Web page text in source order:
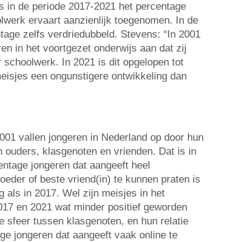
in de periode 2017-2021 het percentage
ervaart aanzienlijk toegenomen. In de
zelfs verdriedubbeld. Stevens: “In 2001
in het voortgezet onderwijs aan dat zij
In 2021 is dit opgelopen tot
een ongunstigere ontwikkeling dan
vallen jongeren in Nederland op door hun
ouders, klasgenoten en vrienden. Dat is in
jongeren dat aangeeft heel
of beste vriend(in) te kunnen praten is
als in 2017. Wel zijn meisjes in het
en 2021 wat minder positief geworden
sfeer tussen klasgenoten, en hun relatie
jongeren dat aangeeft vaak online te